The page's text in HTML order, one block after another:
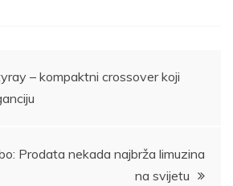
– kompaktni crossover koji
Prodata nekada najbrža limuzina
na svijetu